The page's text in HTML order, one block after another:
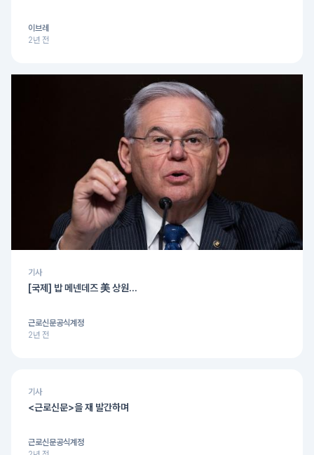
이브레
2년 전
기사
[국제] 밥 메넨데즈 美 상원...
근로신문공식계정
2년 전
기사
<근로신문>을 재 발간하며
근로신문공식계정